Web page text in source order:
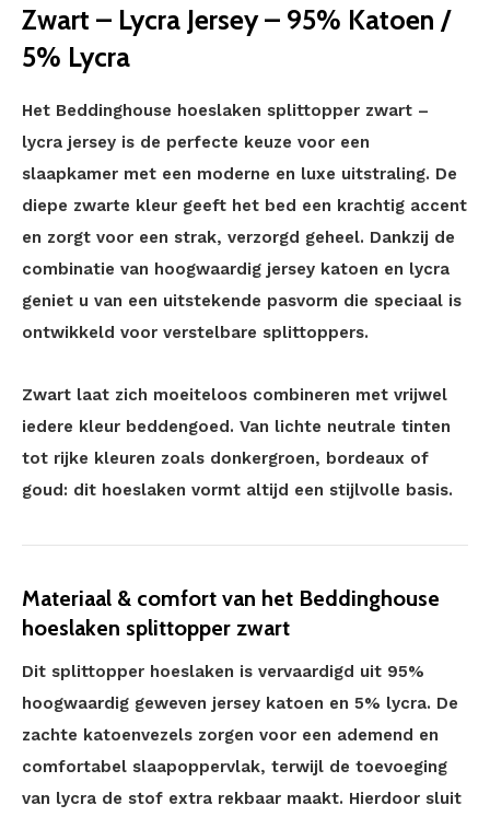
Zwart – Lycra Jersey – 95% Katoen /
5% Lycra
Het Beddinghouse hoeslaken splittopper zwart –
lycra jersey is de perfecte keuze voor een
slaapkamer met een moderne en luxe uitstraling. De
diepe zwarte kleur geeft het bed een krachtig accent
en zorgt voor een strak, verzorgd geheel. Dankzij de
combinatie van hoogwaardig jersey katoen en lycra
geniet u van een uitstekende pasvorm die speciaal is
ontwikkeld voor verstelbare splittoppers.
Zwart laat zich moeiteloos combineren met vrijwel
iedere kleur beddengoed. Van lichte neutrale tinten
tot rijke kleuren zoals donkergroen, bordeaux of
goud: dit hoeslaken vormt altijd een stijlvolle basis.
Materiaal & comfort van het Beddinghouse
hoeslaken splittopper zwart
Dit splittopper hoeslaken is vervaardigd uit 95%
hoogwaardig geweven jersey katoen en 5% lycra. De
zachte katoenvezels zorgen voor een ademend en
comfortabel slaapoppervlak, terwijl de toevoeging
van lycra de stof extra rekbaar maakt. Hierdoor sluit